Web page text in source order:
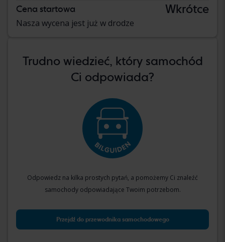
Cena startowa Wkrótce
Nasza wycena jest już w drodze
Trudno wiedzieć, który samochód
Ci odpowiada?
Odpowiedz na kilka prostych pytań, a pomożemy Ci znaleźć
samochody odpowiadające Twoim potrzebom.
Przejdź do przewodnika samochodowego